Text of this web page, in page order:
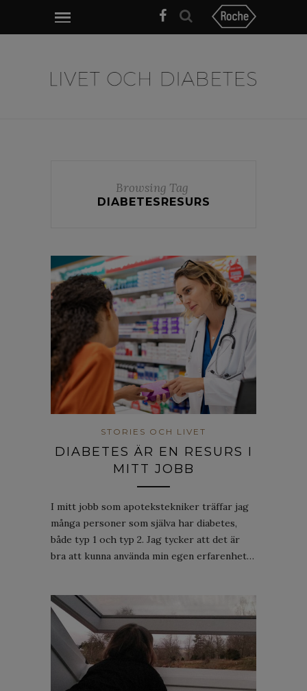
Browsing Tag
DIABETESRESURS
STORIES OCH LIVET
DIABETES ÄR EN RESURS I
MITT JOBB
I mitt jobb som apotekstekniker träffar jag
många personer som själva har diabetes,
både typ 1 och typ 2. Jag tycker att det är
bra att kunna använda min egen erfarenhet…